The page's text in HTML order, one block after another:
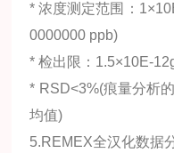
* 浓度测定范围：
0000000 ppb)
* 检出限：1.5×10E-
* RSD<3%(痕量分析
均值)
5.REMEX全汉化数据